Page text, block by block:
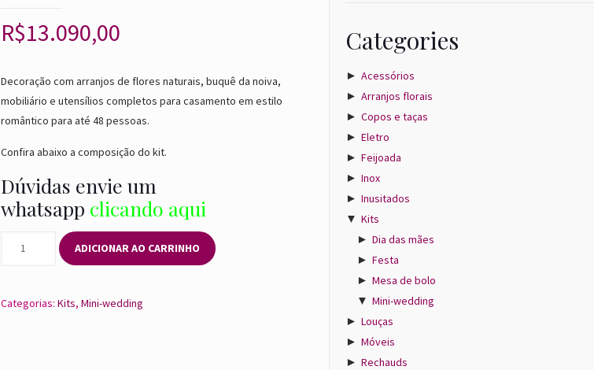
R$13.090,00
Decoração com arranjos de flores naturais, buquê da noiva,
mobiliário e utensílios completos para casamento em estilo
romântico para até 48 pessoas.
Confira abaixo a composição do kit.
Dúvidas envie um
whatsapp clicando aqui
Casamento
quantidade
ADICIONAR AO CARRINHO
Categorias:Kits,Mini-wedding
Categories
► Acessórios
► Arranjos florais
► Copos e taças
► Eletro
► Feijoada
► Inox
► Inusitados
▼ Kits
► Dia das mães
► Festa
► Mesa de bolo
▼ Mini-wedding
► Louças
► Móveis
► Rechauds